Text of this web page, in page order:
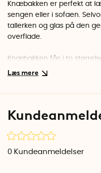
Knæbakken er perfekt at
sengen eller i sofaen.
tallerken og glas på den
overflade.
Knæbakken fås i to
13\" laptop og den store
som aflastningsbord eller
Med knæbakken i skødet
0 Kundeanmeldelser